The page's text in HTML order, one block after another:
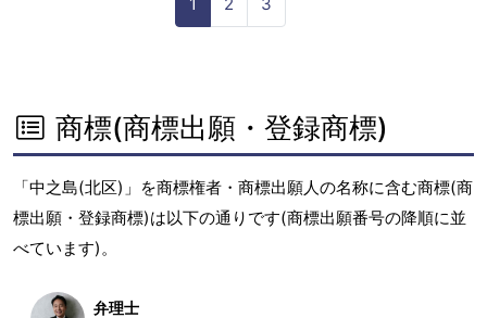
1
2 3
商標(商標出願・登録商標)
「中之島(北区)」を商標権者・商標出願人の名称に含む商標(商
標出願・登録商標)は以下の通りです(商標出願番号の降順に並
べています)。
弁理士